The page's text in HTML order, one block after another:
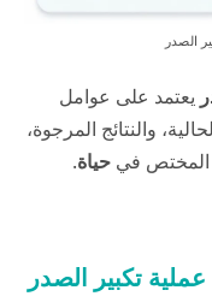
الصدر
يعتمد على عوامل
والنتائج المرجوة،
المختص في حياة.
تكبير الصدر